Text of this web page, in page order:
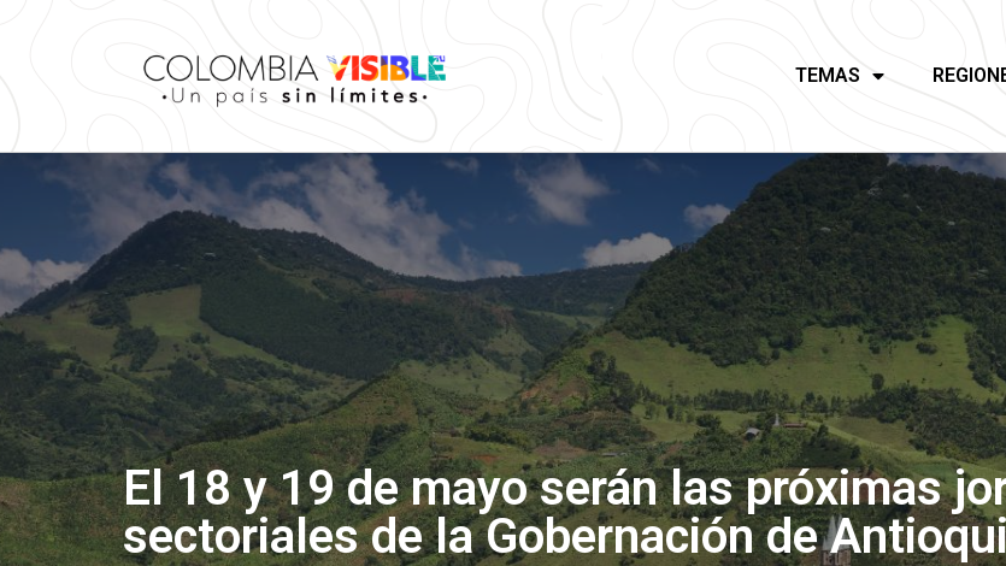
TEMAS
El 18 y 19 de mayo serán las próximas
sectoriales de la Gobernación de